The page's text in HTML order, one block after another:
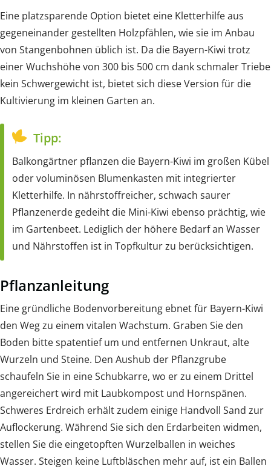
Eine platzsparende Option bietet eine Kletterhilfe aus
gegeneinander gestellten Holzpfählen, wie sie im Anbau
von Stangenbohnen üblich ist. Da die Bayern-Kiwi trotz
einer Wuchshöhe von 300 bis 500 cm dank schmaler Triebe
kein Schwergewicht ist, bietet sich diese Version für die
Kultivierung im kleinen Garten an.
Tipp:
Balkongärtner pflanzen die Bayern-Kiwi im großen Kübel
oder voluminösen Blumenkasten mit integrierter
Kletterhilfe. In nährstoffreicher, schwach saurer
Pflanzenerde gedeiht die Mini-Kiwi ebenso prächtig, wie
im Gartenbeet. Lediglich der höhere Bedarf an Wasser
und Nährstoffen ist in Topfkultur zu berücksichtigen.
Pflanzanleitung
Eine gründliche Bodenvorbereitung ebnet für Bayern-Kiwi
den Weg zu einem vitalen Wachstum. Graben Sie den
Boden bitte spatentief um und entfernen Unkraut, alte
Wurzeln und Steine. Den Aushub der Pflanzgrube
schaufeln Sie in eine Schubkarre, wo er zu einem Drittel
angereichert wird mit Laubkompost und Hornspänen.
Schweres Erdreich erhält zudem einige Handvoll Sand zur
Auflockerung. Während Sie sich den Erdarbeiten widmen,
stellen Sie die eingetopften Wurzelballen in weiches
Wasser. Steigen keine Luftbläschen mehr auf, ist ein Ballen